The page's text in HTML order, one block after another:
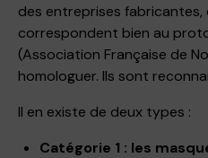
des entreprises fabricantes,
correspondent bien au
(Association Française de
homologuer. Ils sont
Il en existe de deux types :
Catégorie 1 : les